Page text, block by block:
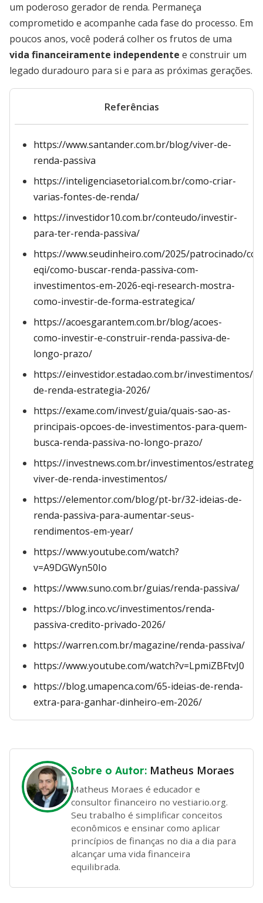
um poderoso gerador de renda. Permaneça
comprometido e acompanhe cada fase do processo. Em
poucos anos, você poderá colher os frutos de uma
vida financeiramente independente e construir um
legado duradouro para si e para as próximas gerações.
Referências
https://www.santander.com.br/blog/viver-de-
renda-passiva
https://inteligenciasetorial.com.br/como-criar-
varias-fontes-de-renda/
https://investidor10.com.br/conteudo/investir-
para-ter-renda-passiva/
https://www.seudinheiro.com/2025/patrocinado/
eqi/como-buscar-renda-passiva-com-
investimentos-em-2026-eqi-research-mostra-
como-investir-de-forma-estrategica/
https://acoesgarantem.com.br/blog/acoes-
como-investir-e-construir-renda-passiva-de-
longo-prazo/
https://einvestidor.estadao.com.br/investimentos/
de-renda-estrategia-2026/
https://exame.com/invest/guia/quais-sao-as-
principais-opcoes-de-investimentos-para-quem-
busca-renda-passiva-no-longo-prazo/
https://investnews.com.br/investimentos/
viver-de-renda-investimentos/
https://elementor.com/blog/pt-br/32-ideias-de-
renda-passiva-para-aumentar-seus-
rendimentos-em-year/
https://www.youtube.com/watch?
v=A9DGWyn50Io
https://www.suno.com.br/guias/renda-passiva/
https://blog.inco.vc/investimentos/renda-
passiva-credito-privado-2026/
https://warren.com.br/magazine/renda-passiva/
https://www.youtube.com/watch?v=LpmiZBFtvJ0
https://blog.umapenca.com/65-ideias-de-renda-
extra-para-ganhar-dinheiro-em-2026/
Sobre o Autor: Matheus Moraes
Matheus Moraes é educador e
consultor financeiro no vestiario.org.
Seu trabalho é simplificar conceitos
econômicos e ensinar como aplicar
princípios de finanças no dia a dia para
alcançar uma vida financeira
equilibrada.